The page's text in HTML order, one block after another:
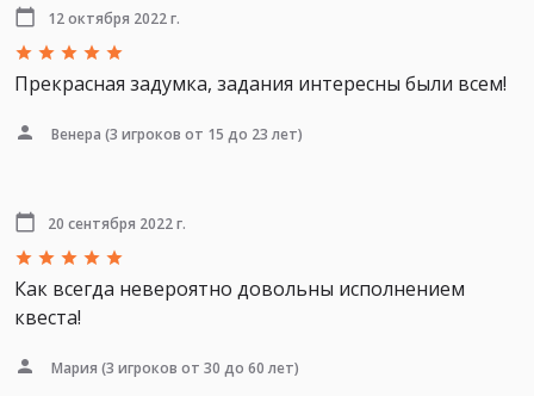
12 октября 2022 г.
Прекрасная задумка, задания интересны были всем!
Венера (3 игроков от 15 до 23 лет)
20 сентября 2022 г.
Как всегда невероятно довольны исполнением
квеста!
Мария (3 игроков от 30 до 60 лет)